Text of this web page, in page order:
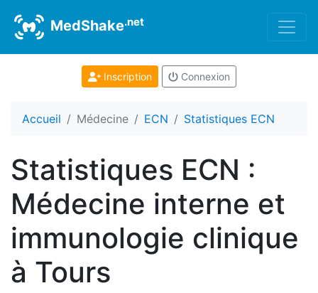
MedShake.net
Inscription Connexion
Accueil Médecine ECN Statistiques ECN
Statistiques ECN :
Médecine interne et
immunologie clinique
à Tours